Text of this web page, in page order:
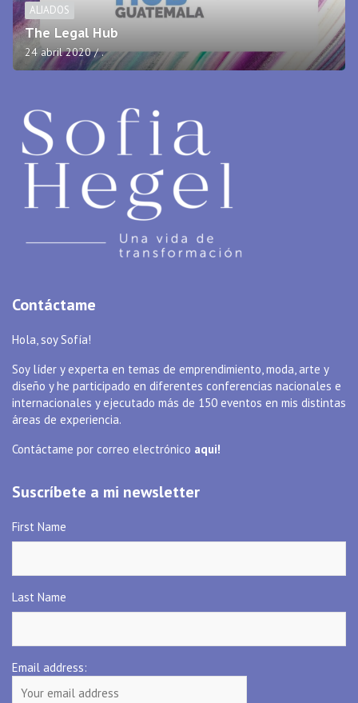
ALIADOS
Oakland Mall
17 abril 2020 .
Contáctame
Hola, soy Sofía!
Soy líder y experta en temas de emprendimiento, moda, arte y
diseño y he participado en diferentes conferencias nacionales e
internacionales y ejecutado más de 150 eventos en mis distintas
áreas de experiencia.
Contáctame por correo electrónico aqui!
Suscríbete a mi newsletter
First Name
Last Name
Email address: